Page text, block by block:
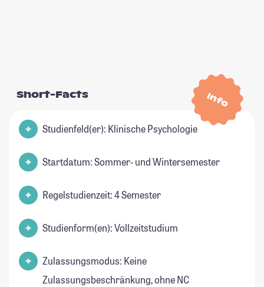
Info
Short-Facts
Studienfeld(er): Klinische Psychologie
Startdatum: Sommer- und Wintersemester
Regelstudienzeit: 4 Semester
Studienform(en): Vollzeitstudium
Zulassungsmodus: Keine
Zulassungsbeschränkung, ohne NC